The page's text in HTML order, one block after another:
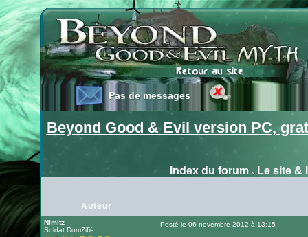
Pas de messages
Pas de messages
Beyond Good & Evil version PC,
Index du forum» Le site &
Auteur
Nimitz
Soldat DomZifié
Posté le 06 novembre 2012 à 13:15